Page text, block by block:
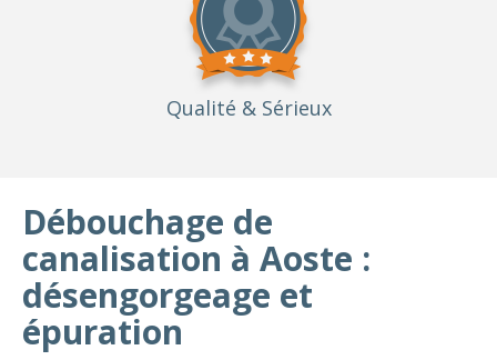
Qualité & Sérieux
Débouchage de
canalisation à Aoste :
désengorgeage et
épuration